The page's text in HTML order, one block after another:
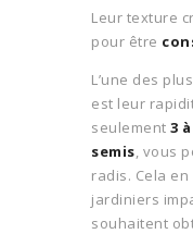
Leur texture
pour être
L’une des
est leur
seulement 3
semis, vous
radis. Cela
jardiniers
souhaitent